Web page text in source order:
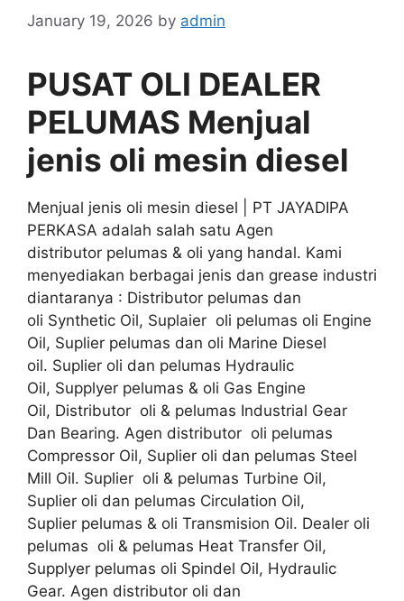
January 19, 2026 by admin
PUSAT OLI DEALER
PELUMAS Menjual
jenis oli mesin diesel
Menjual jenis oli mesin diesel | PT JAYADIPA
PERKASA adalah salah satu Agen
distributor pelumas & oli yang handal. Kami
menyediakan berbagai jenis dan grease industri
diantaranya : Distributor pelumas dan
oli Synthetic Oil, Suplaier oli pelumas oli Engine
Oil, Suplier pelumas dan oli Marine Diesel
oil. Suplier oli dan pelumas Hydraulic
Oil, Supplyer pelumas & oli Gas Engine
Oil, Distributor oli & pelumas Industrial Gear
Dan Bearing. Agen distributor oli pelumas
Compressor Oil, Suplier oli dan pelumas Steel
Mill Oil. Suplier oli & pelumas Turbine Oil,
Suplier oli dan pelumas Circulation Oil,
Suplier pelumas & oli Transmision Oil. Dealer oli
pelumas oli & pelumas Heat Transfer Oil,
Supplyer pelumas oli Spindel Oil, Hydraulic
Gear. Agen distributor oli dan